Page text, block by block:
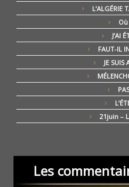
L’ALGÉRIE
J’AI
FAUT-IL
JE SUIS
21juin –
Les